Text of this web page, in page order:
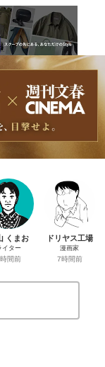
くまお
イター
間前
ドリヤス工場
漫画家
7時間前